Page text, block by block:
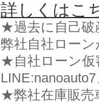
詳しくはこ
★過去に自己破
弊社自社ロー
★自社ローン仮
★弊社在庫販売